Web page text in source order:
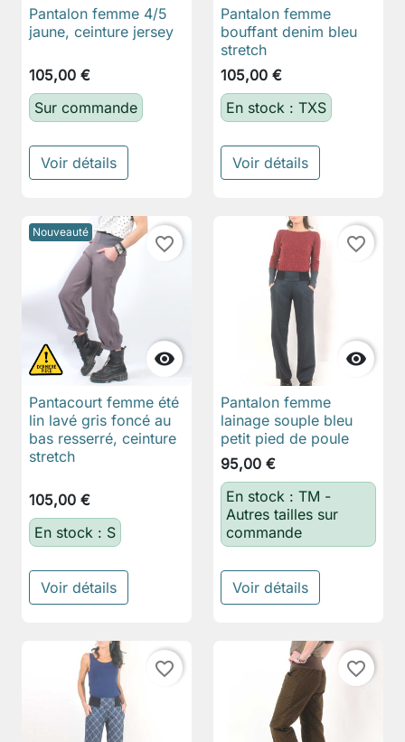
Pantalon femme 4/5
jaune, ceinture jersey
105,00 €
Sur commande
Voir détails
Pantalon femme
bouffant denim bleu
stretch
105,00 €
En stock : TXS
Voir détails
Nouveauté

favorite_border
Pantacourt femme été
lin lavé gris foncé au
bas resserré, ceinture
stretch
105,00 €
En stock : S
Voir détails

favorite_border
Pantalon femme
lainage souple bleu
petit pied de poule
95,00 €
En stock : TM -
Autres tailles sur
commande
Voir détails
favorite_border favorite_border